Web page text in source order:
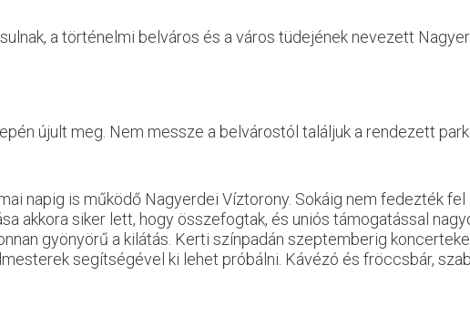
a történelmi belváros és a város tüdejének nevezett
újult meg. Nem messze a belvárostól találjuk a rendezett
napig is működő Nagyerdei Víztorony. Sokáig nem fedezték
akkora siker lett, hogy összefogtak, és uniós támogatással
gyönyörű a kilátás. Kerti színpadán szeptemberig
segítségével ki lehet próbálni. Kávézó és fröccsbár,